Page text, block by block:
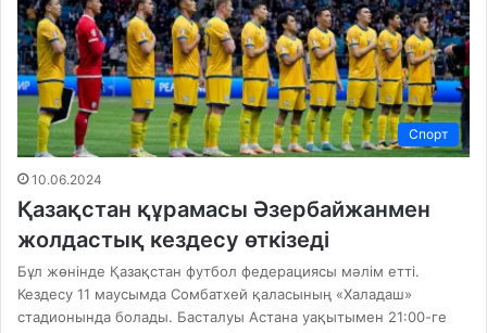
Спорт
10.06.2024
Қазақстан құрамасы Әзербайжанмен
жолдастық кездесу өткізеді
Бұл жөнінде Қазақстан футбол федерациясы мәлім етті.
Кездесу 11 маусымда Сомбатхей қаласының «Халадаш»
стадионында болады. Басталуы Астана уақытымен 21:00-ге